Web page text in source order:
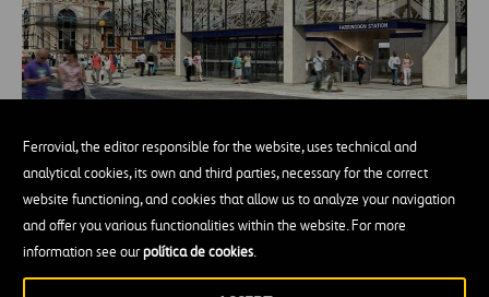
Ferrovial, the editor responsible for the website, uses technical and
analytical cookies, its own and third parties, necessary for the correct
website functioning, and cookies that allow us to analyze your navigation
and offer you various functionalities within the website. For more
information see ourpolítica de cookies.
Concepto artístico de la estación cuando esté
terminada | Fuente: Crossrail
Elizabeth Line
estaciones y se están renovando otras treinta ya
existentes. EnFarringdon(que curiosamente era